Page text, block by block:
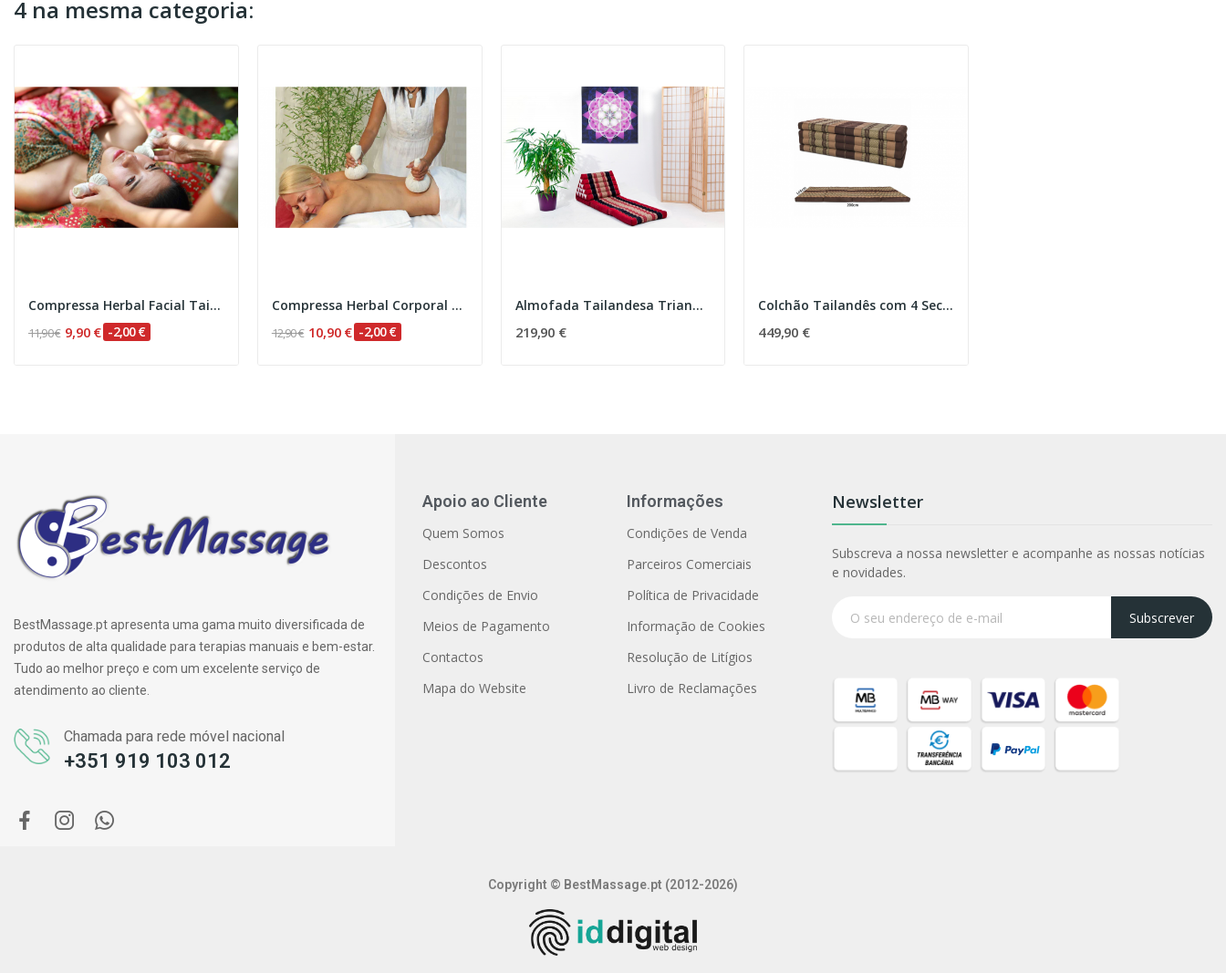
4 na mesma categoria:
Compressa Herbal Facial Tailandesa (Pinda) - 50 gr
11,90 € 9,90 € -2,00 €
Compressa Herbal Corporal Tailandesa (Pinda) -...
12,90 € 10,90 € -2,00 €
Almofada Tailandesa Triangular com 3 Secções
219,90 €
Colchão Tailandês com 4 Secções
449,90 €
BestMassage.pt apresenta uma gama muito diversificada de
produtos de alta qualidade para terapias manuais e bem-estar.
Tudo ao melhor preço e com um excelente serviço de
atendimento ao cliente.
Chamada para rede móvel nacional
+351 919 103 012
Apoio ao Cliente
Quem Somos
Descontos
Condições de Envio
Meios de Pagamento
Contactos
Mapa do Website
Informações
Condições de Venda
Parceiros Comerciais
Política de Privacidade
Informação de Cookies
Resolução de Litígios
Livro de Reclamações
Newsletter
Subscreva a nossa newsletter e acompanhe as nossas notícias
e novidades.
Subscrever
Copyright © BestMassage.pt (2012-2026)